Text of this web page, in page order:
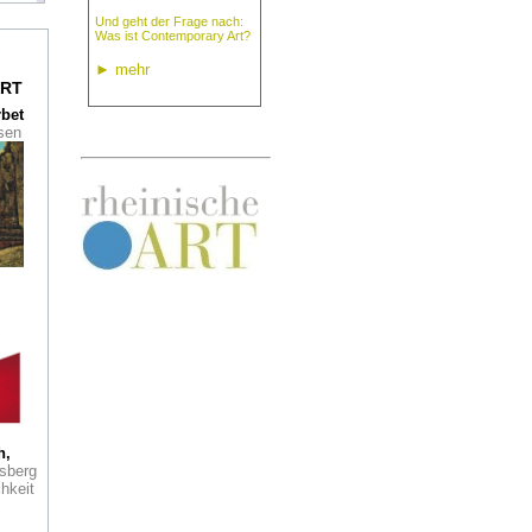
Und geht der Frage nach:
Was ist Contemporary Art?
► mehr
in